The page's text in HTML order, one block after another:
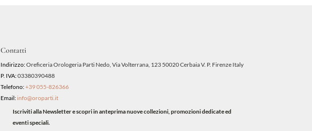
Contatti
Indirizzo:Oreficeria Orologeria Parti Nedo, Via Volterrana, 123 50020 Cerbaia V. P. Firenze Italy
P. IVA:03380390488
Telefono:+39 055-826366
Email: info@oroparti.it
Iscriviti alla Newsletter e scopri in anteprima nuove collezioni, promozioni dedicate ed
eventi speciali.